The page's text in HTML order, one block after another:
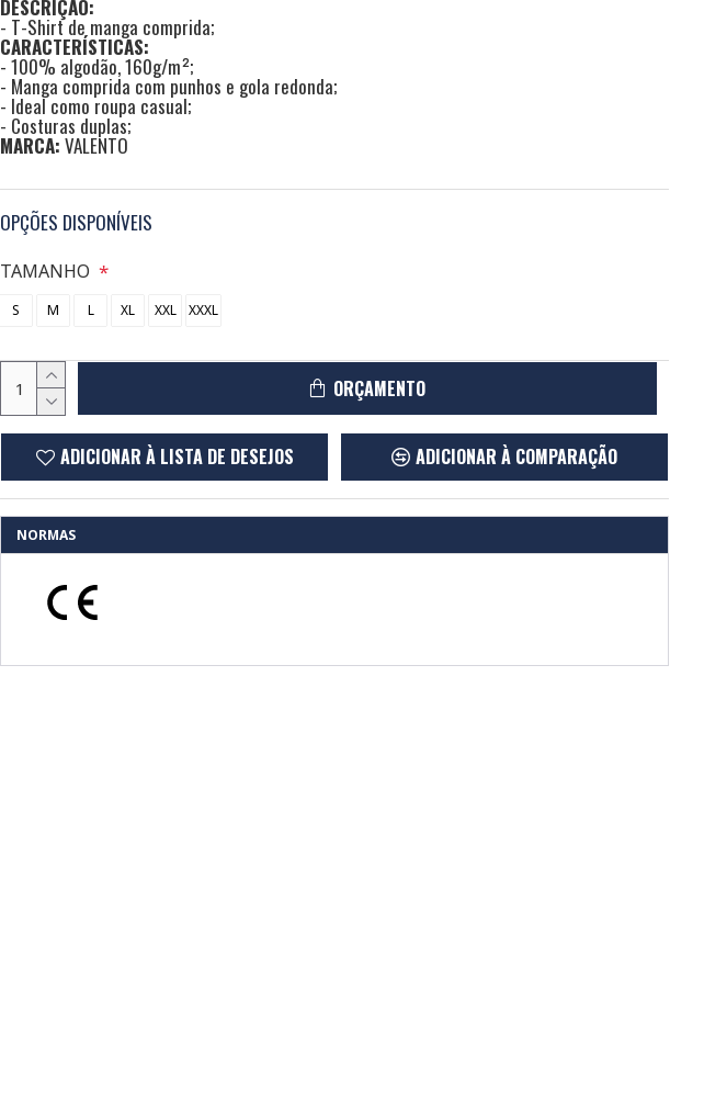
DESCRIÇÃO:
- T-Shirt de manga comprida;
CARACTERÍSTICAS:
- 100% algodão, 160g/m²;
- Manga comprida com punhos e gola redonda;
- Ideal como roupa casual;
- Costuras duplas;
MARCA: VALENTO
OPÇÕES DISPONÍVEIS
TAMANHO
S M L XL XXL XXXL
ORÇAMENTO
ADICIONAR À LISTA DE DESEJOS ADICIONAR À COMPARAÇÃO
NORMAS